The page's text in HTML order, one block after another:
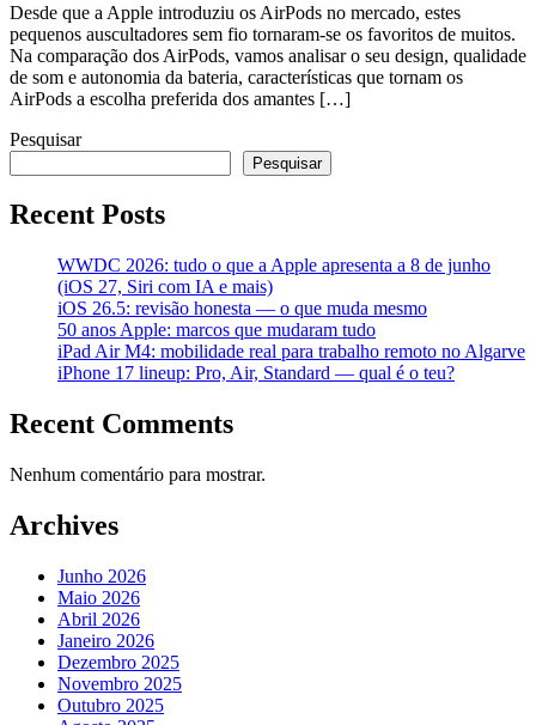
Desde que a Apple introduziu os AirPods no mercado, estes
pequenos auscultadores sem fio tornaram-se os favoritos de muitos.
Na comparação dos AirPods, vamos analisar o seu design, qualidade
de som e autonomia da bateria, características que tornam os
AirPods a escolha preferida dos amantes […]
Pesquisar
Pesquisar
Recent Posts
WWDC 2026: tudo o que a Apple apresenta a 8 de junho
(iOS 27, Siri com IA e mais)
iOS 26.5: revisão honesta — o que muda mesmo
50 anos Apple: marcos que mudaram tudo
iPad Air M4: mobilidade real para trabalho remoto no Algarve
iPhone 17 lineup: Pro, Air, Standard — qual é o teu?
Recent Comments
Nenhum comentário para mostrar.
Archives
Junho 2026
Maio 2026
Abril 2026
Janeiro 2026
Dezembro 2025
Novembro 2025
Outubro 2025